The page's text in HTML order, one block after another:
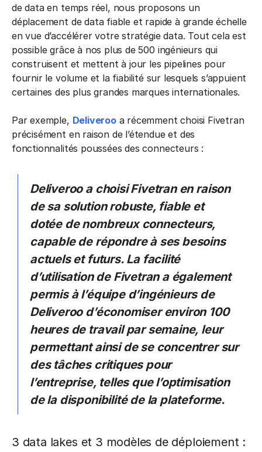
de data en temps réel, nous proposons un
déplacement de data fiable et rapide à grande échelle
en vue d’accélérer votre stratégie data. Tout cela est
possible grâce à nos plus de 500 ingénieurs qui
construisent et mettent à jour les pipelines pour
fournir le volume et la fiabilité sur lesquels s’appuient
certaines des plus grandes marques internationales.
Par exemple, Deliverooa récemment choisi Fivetran
précisément en raison de l’étendue et des
fonctionnalités poussées des connecteurs :
Deliveroo a choisi Fivetran en raison
de sa solution robuste, fiable et
dotée de nombreux connecteurs,
capable de répondre à ses besoins
actuels et futurs. La facilité
d’utilisation de Fivetran a également
permis à l’équipe d’ingénieurs de
Deliveroo d’économiser environ 100
heures de travail par semaine, leur
permettant ainsi de se concentrer sur
des tâches critiques pour
l’entreprise, telles que l’optimisation
de la disponibilité de la plateforme.
3 data lakes et 3 modèles de déploiement :